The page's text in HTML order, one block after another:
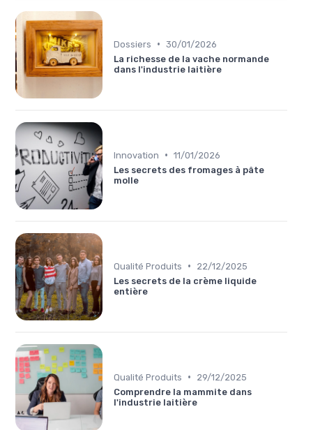
Dossiers • 30/01/2026
La richesse de la vache normande
dans l'industrie laitière
Innovation • 11/01/2026
Les secrets des fromages à pâte
molle
Qualité Produits •
22/12/2025
Les secrets de la crème liquide
entière
Qualité Produits •
29/12/2025
Comprendre la mammite dans
l'industrie laitière